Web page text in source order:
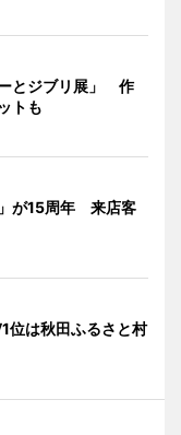
とジブリ展」 作
トも
が15周年 来店客
位は秋田ふるさと村